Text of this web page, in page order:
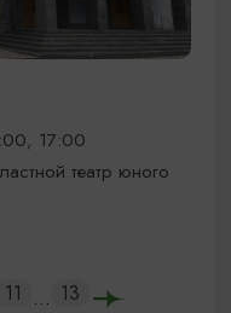
17:00
театр юного
11 ... 13